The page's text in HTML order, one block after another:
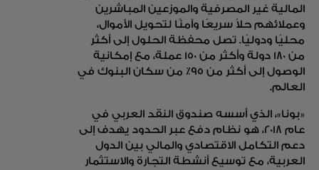
المالية غير المصرفية والموزعين المباشرين
وعملائهم حلاً سريعًا وآمنًا لتحويل الأموال،
محليًا ودوليًا. تصل محفظة الحلول إلى أكثر
من 180 دولة وأكثر من 150 عملة، مع إمكانية
الوصول إلى أكثر من 95٪ من سكان البنوك في
العالم.
«بونا»، الذي أسسه صندوق النقد العربي في
عام 2018، هو نظام دفع عبر الحدود يهدف إلى
دعم التكامل الاقتصادي والمالي بين الدول
العربية، مع توسيع أنشطة التجارة والاستثمار